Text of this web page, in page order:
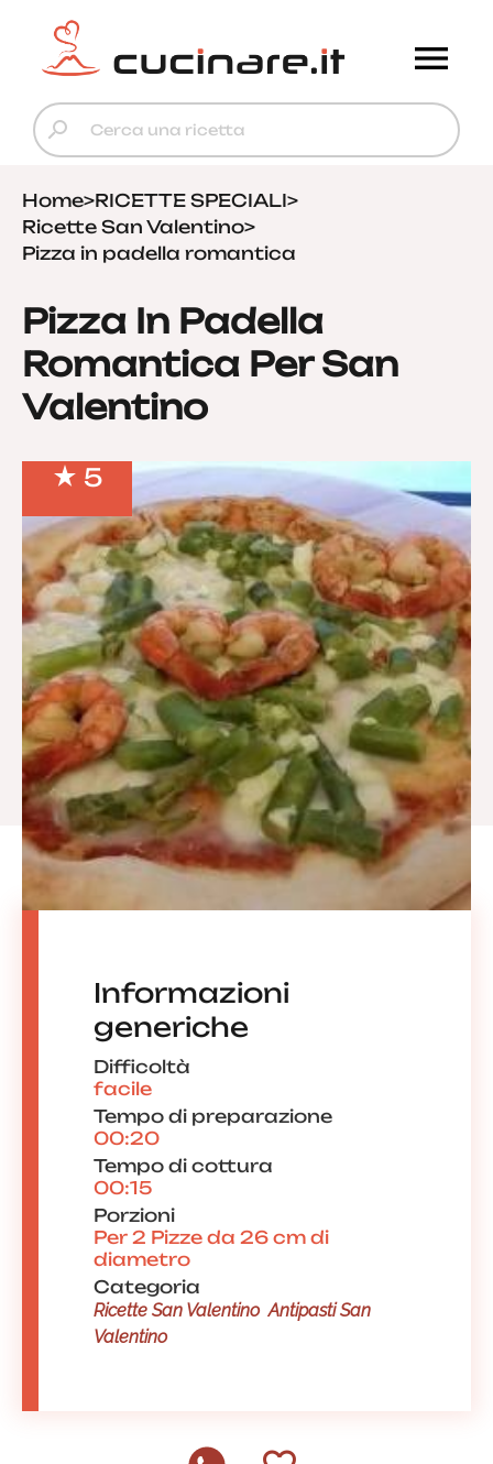
Home>RICETTE SPECIALI>
Ricette San Valentino>
Pizza in padella romantica
Pizza In Padella
Romantica Per San
Valentino
5
Informazioni
generiche
Difficoltà
facile
Tempo di preparazione
00:20
Tempo di cottura
00:15
Porzioni
Per 2 Pizze da 26 cm di
diametro
Categoria
Ricette San Valentino Antipasti San
Valentino